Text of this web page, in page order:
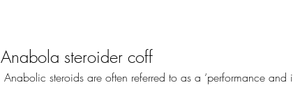
Anabola steroider coff